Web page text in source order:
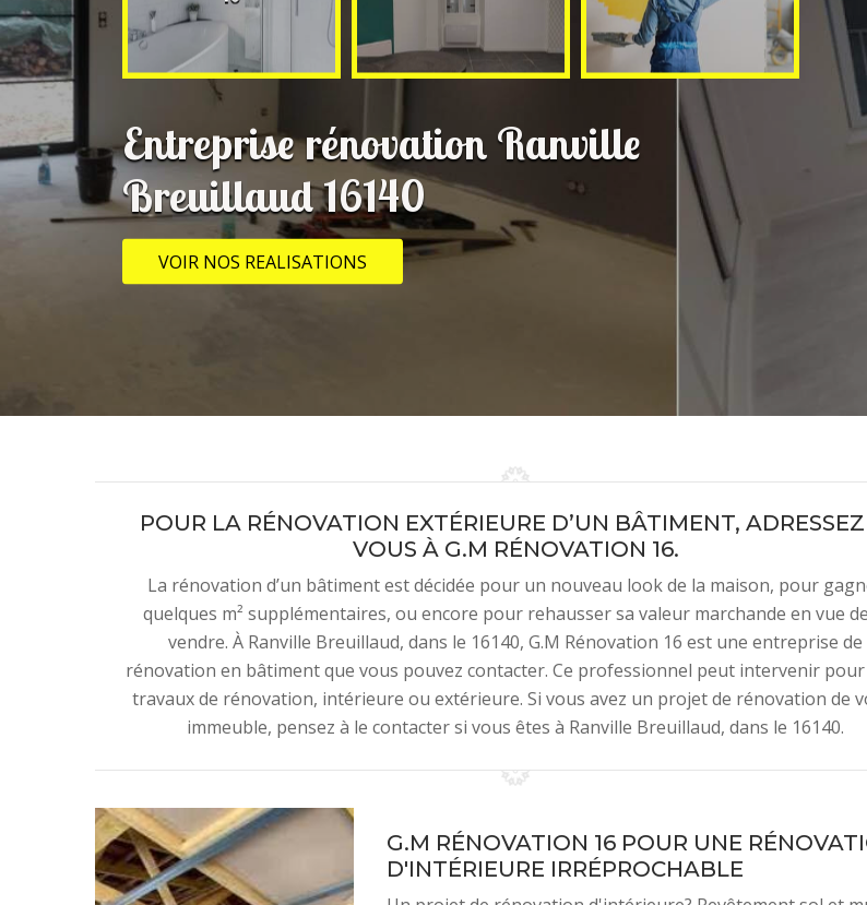
Entreprise rénovation Ranville
Breuillaud 16140
VOIR NOS REALISATIONS
POUR LA RÉNOVATION EXTÉRIEURE D’UN BÂTIMENT,
VOUS À G.M RÉNOVATION 16.
La rénovation d’un bâtiment est décidée pour un nouveau look de la maison, pour
quelques m² supplémentaires, ou encore pour rehausser sa valeur marchande en vue
vendre. À Ranville Breuillaud, dans le 16140, G.M Rénovation 16 est une entreprise de
rénovation en bâtiment que vous pouvez contacter. Ce professionnel peut intervenir
travaux de rénovation, intérieure ou extérieure. Si vous avez un projet de rénovation de
immeuble, pensez à le contacter si vous êtes à Ranville Breuillaud, dans le 16140.
G.M RÉNOVATION 16 POUR UNE
D'INTÉRIEURE IRRÉPROCHABLE